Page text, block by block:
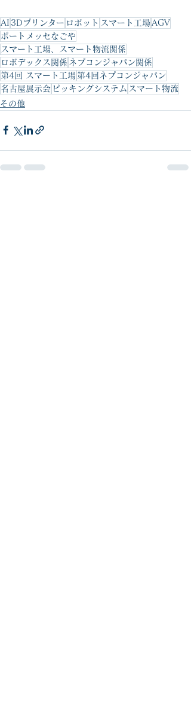
AI 3Dプリンター ロボット スマート工場 AGV
ポートメッセなごや
スマート工場、スマート物流関係
ロボデックス関係 ネプコンジャパン関係
第4回 スマート工場 第4回ネプコンジャパン
名古屋展示会 ピッキングシステム スマート物流
その他